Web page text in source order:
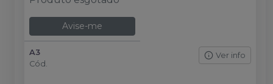
Avise-me
A3
Cód.
Ver info